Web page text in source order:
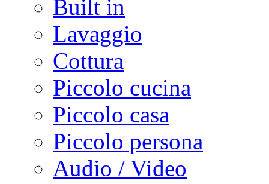
Built in
Lavaggio
Cottura
Piccolo cucina
Piccolo casa
Piccolo persona
Audio / Video